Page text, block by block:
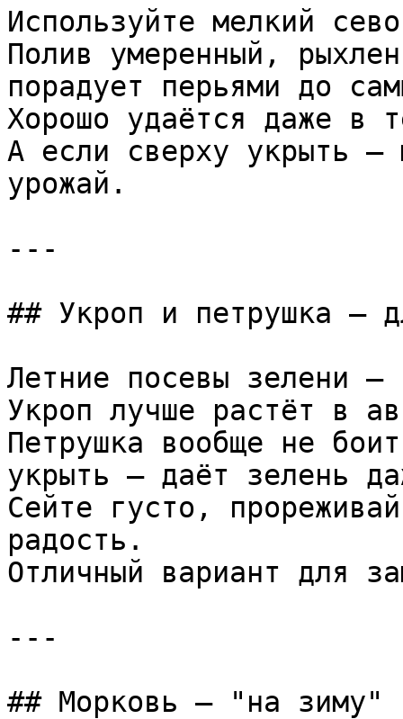
Используйте мелкий
Полив умеренный,
порадует перьями до
Хорошо удаётся даже в
А если сверху укрыть —
урожай.
---
## Укроп и петрушка —
Летние посевы зелени
Укроп лучше растёт в
Петрушка вообще не
укрыть — даёт зелень
Сейте густо,
радость.
Отличный вариант для
---
## Морковь — "на зиму"